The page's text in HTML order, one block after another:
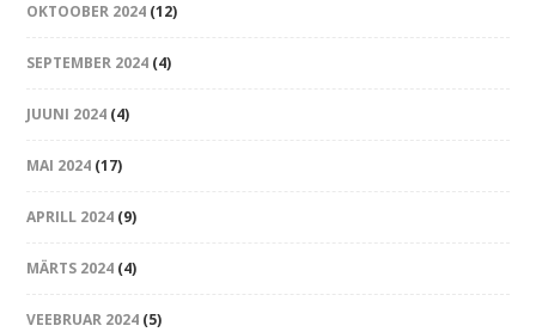
OKTOOBER 2024 (12)
SEPTEMBER 2024 (4)
JUUNI 2024 (4)
MAI 2024 (17)
APRILL 2024 (9)
MÄRTS 2024 (4)
VEEBRUAR 2024 (5)